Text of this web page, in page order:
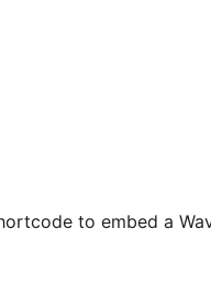
to embed a